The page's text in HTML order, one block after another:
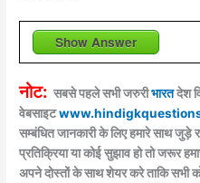
Show Answer
नोट: सबसे पहले सभी जरुरीभारतदेश
वेबसाइट
सम्बंधित जानकारी के लिए हमारे साथ
प्रतिक्रिया या कोई सुझाव हो तो जरूर
अपने दोस्तों के साथ शेयर करे ताकि सभी